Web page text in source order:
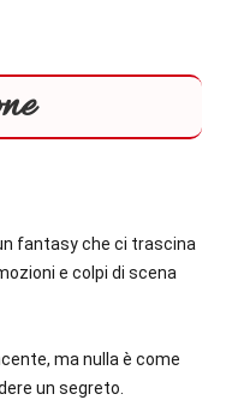
fantasy che ci trascina
e colpi di scena
ma nulla è come
un segreto.